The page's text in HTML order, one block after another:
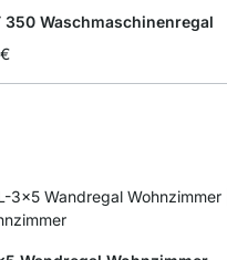
350 Waschmaschinenregal